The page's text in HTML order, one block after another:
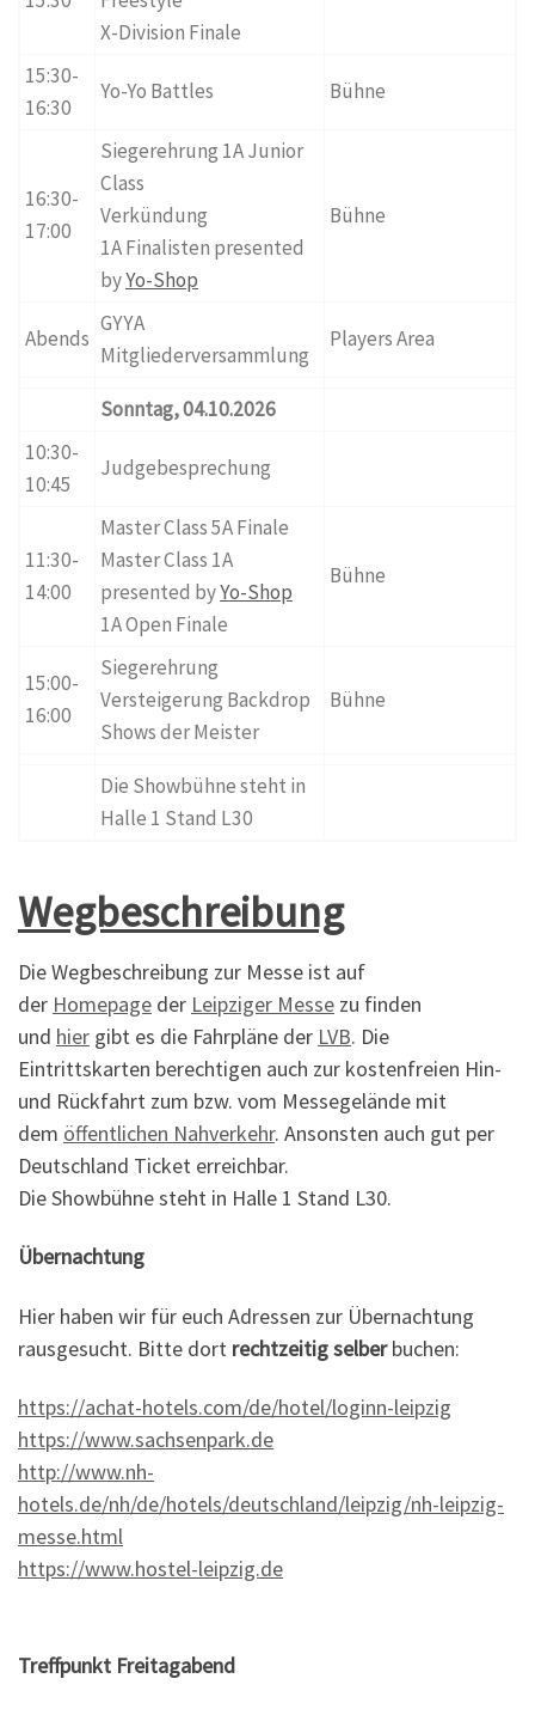
X-Division Finale
15:30-
16:30
Yo-Yo Battles Bühne
16:30-
17:00
Siegerehrung 1A Junior
Class
Verkündung
1A Finalisten presented
byYo-Shop
Bühne
Abends
GYYA
Mitgliederversammlung
Players Area
Sonntag, 04.10.2026
10:30-
10:45
Judgebesprechung
11:30-
14:00
Master Class 5A Finale
Master Class 1A
presented byYo-Shop
1A Open Finale
Bühne
15:00-
16:00
Siegerehrung
Versteigerung Backdrop
Shows der Meister
Bühne
Die Showbühne steht in
Halle 1 Stand L30
Wegbeschreibung
Die Wegbeschreibung zur Messe ist auf
der Homepage der Leipziger Messe zu finden
und hier gibt es die Fahrpläne der LVB. Die
Eintrittskarten berechtigen auch zur kostenfreien Hin-
und Rückfahrt zum bzw. vom Messegelände mit
dem öffentlichen Nahverkehr. Ansonsten auch gut per
Deutschland Ticket erreichbar.
Die Showbühne steht in Halle 1 Stand L30.
Übernachtung
Hier haben wir für euch Adressen zur Übernachtung
rausgesucht. Bitte dort rechtzeitigselberbuchen:
https://achat-hotels.com/de/hotel/loginn-leipzig
https://www.sachsenpark.de
http://www.nh-
hotels.de/nh/de/hotels/deutschland/leipzig/nh-leipzig-
messe.html
https://www.hostel-leipzig.de
Treffpunkt Freitagabend